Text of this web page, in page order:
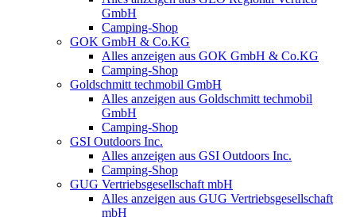
GmbH
Camping-Shop
GOK GmbH & Co.KG
Alles anzeigen aus GOK GmbH & Co.KG
Camping-Shop
Goldschmitt techmobil GmbH
Alles anzeigen aus Goldschmitt techmobil
GmbH
Camping-Shop
GSI Outdoors Inc.
Alles anzeigen aus GSI Outdoors Inc.
Camping-Shop
GUG Vertriebsgesellschaft mbH
Alles anzeigen aus GUG Vertriebsgesellschaft
mbH